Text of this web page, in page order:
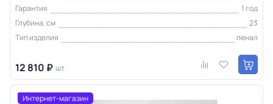
Гарантия
1 год
Глубина, см
23
Тип изделия
пенал
12 810 ₽ шт
Интернет-магазин